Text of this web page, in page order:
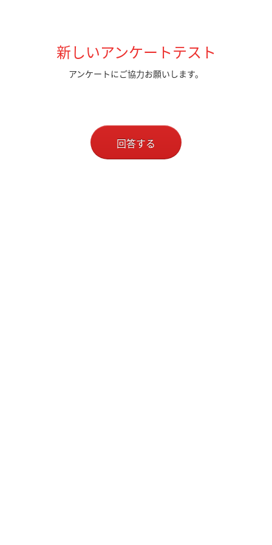
新しいアンケートテスト
アンケートにご協力お願いします。
回答する